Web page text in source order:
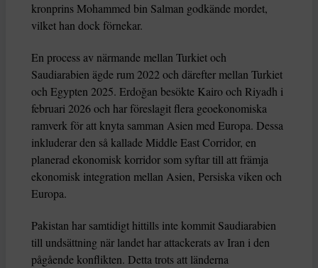
kronprins Mohammed bin Salman godkände mordet,
vilket han dock förnekar.
En process av närmande mellan Turkiet och
Saudiarabien ägde rum 2022 och därefter mellan Turkiet
och Egypten 2025. Erdoğan besökte Kairo och Riyadh i
februari 2026 och har föreslagit flera geoekonomiska
ramverk för att knyta samman Asien med Europa. Dessa
inkluderar den så kallade Middle East Corridor, en
planerad ekonomisk korridor som syftar till att främja
ekonomisk integration mellan Asien, Persiska viken och
Europa.
Pakistan har samtidigt hittills inte kommit Saudiarabien
till undsättning när landet har attackerats av Iran i den
pågående konflikten. Detta trots att länderna